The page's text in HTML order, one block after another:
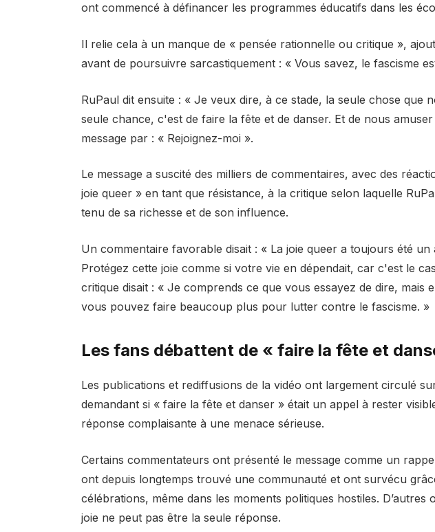
ont commencé à définancer les programmes éducatifs dans les
Il relie cela à un manque de « pensée rationnelle ou critique »,
avant de poursuivre sarcastiquement : « Vous savez, le fascisme
RuPaul dit ensuite : « Je veux dire, à ce stade, la seule chose que
seule chance, c'est de faire la fête et de danser. Et de nous
message par : « Rejoignez-moi ».
Le message a suscité des milliers de commentaires, avec des
joie queer » en tant que résistance, à la critique selon laquelle
tenu de sa richesse et de son influence.
Un commentaire favorable disait : « La joie queer a toujours été un
Protégez cette joie comme si votre vie en dépendait, car c'est le
critique disait : « Je comprends ce que vous essayez de dire, mais
vous pouvez faire beaucoup plus pour lutter contre le fascisme. »
Les fans débattent de « faire la fête et
Les publications et rediffusions de la vidéo ont largement circulé
demandant si « faire la fête et danser » était un appel à rester
réponse complaisante à une menace sérieuse.
Certains commentateurs ont présenté le message comme un
ont depuis longtemps trouvé une communauté et ont survécu
célébrations, même dans les moments politiques hostiles. D’autres
joie ne peut pas être la seule réponse.